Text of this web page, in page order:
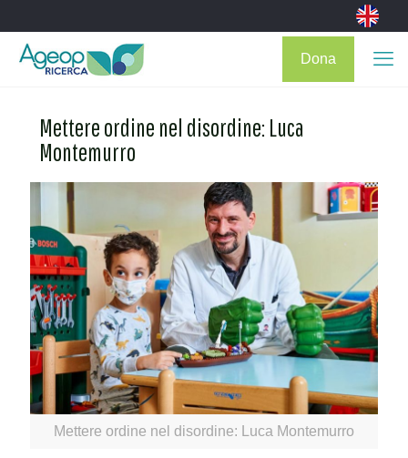
Dona
Mettere ordine nel disordine: Luca
Montemurro
Mettere ordine nel disordine: Luca Montemurro